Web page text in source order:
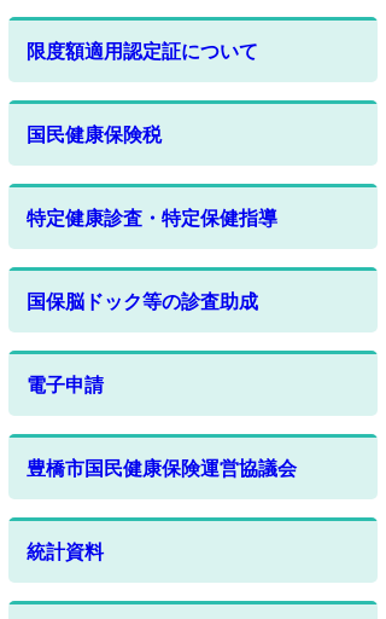
限度額適用認定証について
国民健康保険税
特定健康診査・特定保健指導
国保脳ドック等の診査助成
電子申請
豊橋市国民健康保険運営協議会
統計資料